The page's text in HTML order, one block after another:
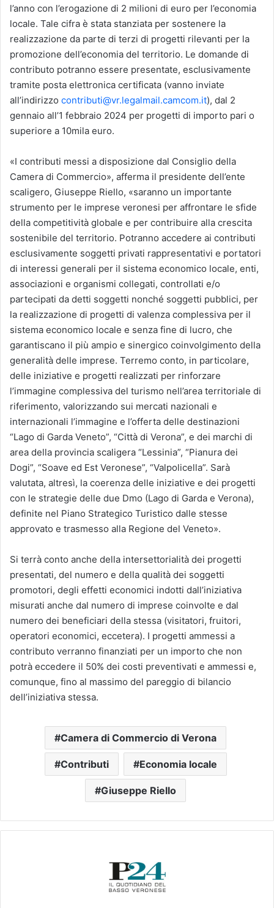
l’anno con l’erogazione di 2 milioni di euro per l’economia
locale. Tale cifra è stata stanziata per sostenere la
realizzazione da parte di terzi di progetti rilevanti per la
promozione dell’economia del territorio. Le domande di
contributo potranno essere presentate, esclusivamente
tramite posta elettronica certificata (vanno inviate
all’indirizzo contributi@vr.legalmail.camcom.it), dal 2
gennaio all’1 febbraio 2024 per progetti di importo pari o
superiore a 10mila euro.
«I contributi messi a disposizione dal Consiglio della
Camera di Commercio», afferma il presidente dell’ente
scaligero, Giuseppe Riello, «saranno un importante
strumento per le imprese veronesi per affrontare le sfide
della competitività globale e per contribuire alla crescita
sostenibile del territorio. Potranno accedere ai contributi
esclusivamente soggetti privati rappresentativi e portatori
di interessi generali per il sistema economico locale, enti,
associazioni e organismi collegati, controllati e/o
partecipati da detti soggetti nonché soggetti pubblici, per
la realizzazione di progetti di valenza complessiva per il
sistema economico locale e senza fine di lucro, che
garantiscano il più ampio e sinergico coinvolgimento della
generalità delle imprese. Terremo conto, in particolare,
delle iniziative e progetti realizzati per rinforzare
l’immagine complessiva del turismo nell’area territoriale di
riferimento, valorizzando sui mercati nazionali e
internazionali l’immagine e l’offerta delle destinazioni
“Lago di Garda Veneto”, “Città di Verona”, e dei marchi di
area della provincia scaligera “Lessinia”, “Pianura dei
Dogi”, “Soave ed Est Veronese”, “Valpolicella”. Sarà
valutata, altresì, la coerenza delle iniziative e dei progetti
con le strategie delle due Dmo (Lago di Garda e Verona),
definite nel Piano Strategico Turistico dalle stesse
approvato e trasmesso alla Regione del Veneto».
Si terrà conto anche della intersettorialità dei progetti
presentati, del numero e della qualità dei soggetti
promotori, degli effetti economici indotti dall’iniziativa
misurati anche dal numero di imprese coinvolte e dal
numero dei beneficiari della stessa (visitatori, fruitori,
operatori economici, eccetera). I progetti ammessi a
contributo verranno finanziati per un importo che non
potrà eccedere il 50% dei costi preventivati e ammessi e,
comunque, fino al massimo del pareggio di bilancio
dell’iniziativa stessa.
Camera di Commercio di Verona
Contributi Economia locale
Giuseppe Riello